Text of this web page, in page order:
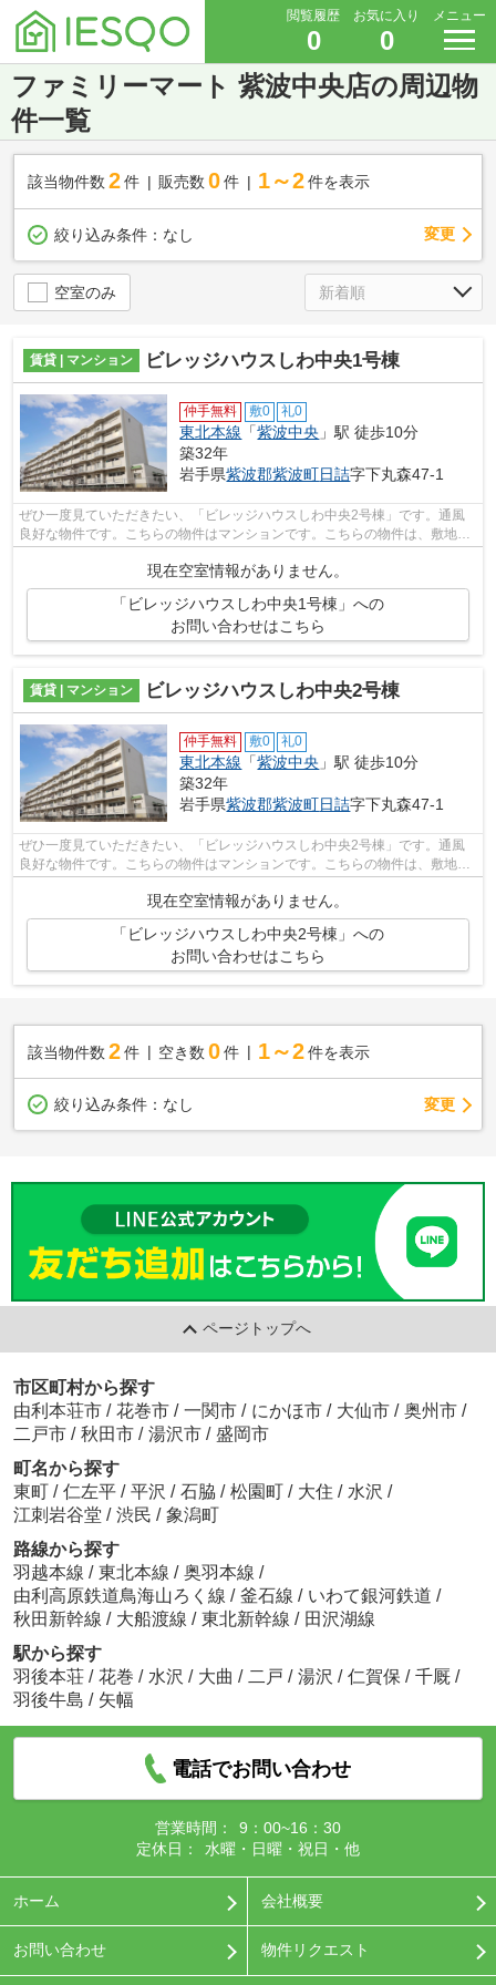
閲覧履歴
0
お気に入り
0
メニュー
ファミリーマート 紫波中央店の周辺物
件一覧
該当物件数 2件 販売数 0 件 1～2 件を表示
絞り込み条件： なし 変更
空室のみ
賃貸 | マンション ビレッジハウスしわ中央1号棟
仲手無料 敷0 礼0
東北本線 「紫波中央 」駅 徒歩10分
築32年
岩手県紫波郡紫波町日詰字下丸森47-1
ぜひ一度見ていただきたい、「ビレッジハウスしわ中央2号棟」です。通風
良好な物件です。こちらの物件はマンションです。こちらの物件は、敷地内
現在空室情報がありません。
「ビレッジハウスしわ中央1号棟」への
お問い合わせはこちら
賃貸 | マンション ビレッジハウスしわ中央2号棟
仲手無料 敷0 礼0
東北本線 「紫波中央 」駅 徒歩10分
築32年
岩手県紫波郡紫波町日詰字下丸森47-1
ぜひ一度見ていただきたい、「ビレッジハウスしわ中央2号棟」です。通風
良好な物件です。こちらの物件はマンションです。こちらの物件は、敷地内
現在空室情報がありません。
「ビレッジハウスしわ中央2号棟」への
お問い合わせはこちら
該当物件数 2件 空き数 0 件 1～2 件を表示
絞り込み条件： なし 変更
ページトップへ
市区町村から探す
由利本荘市 / 花巻市 / 一関市 / にかほ市 / 大仙市 / 奥州市 /
二戸市 / 秋田市 / 湯沢市 / 盛岡市
町名から探す
東町 / 仁左平 / 平沢 / 石脇 / 松園町 / 大住 / 水沢 /
江刺岩谷堂 / 渋民 / 象潟町
路線から探す
羽越本線 / 東北本線 / 奥羽本線 /
由利高原鉄道鳥海山ろく線 / 釜石線 / いわて銀河鉄道 /
秋田新幹線 / 大船渡線 / 東北新幹線 / 田沢湖線
駅から探す
羽後本荘 / 花巻 / 水沢 / 大曲 / 二戸 / 湯沢 / 仁賀保 / 千厩 /
羽後牛島 / 矢幅
電話でお問い合わせ
営業時間：
9：00~16：30
定休日：
水曜・日曜・祝日・他
ホーム 会社概要
お問い合わせ 物件リクエスト